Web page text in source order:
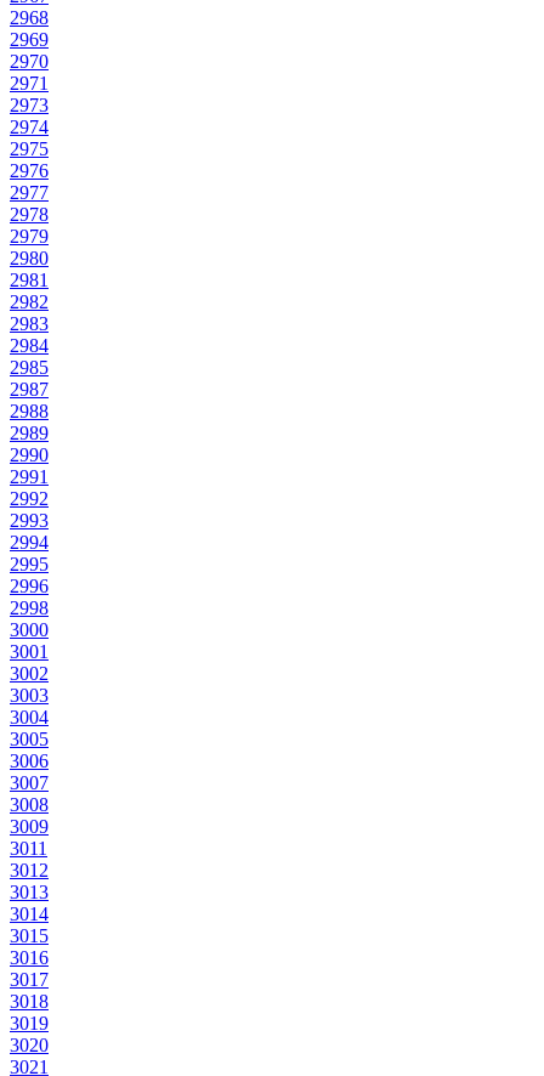
2968
2969
2970
2971
2973
2974
2975
2976
2977
2978
2979
2980
2981
2982
2983
2984
2985
2987
2988
2989
2990
2991
2992
2993
2994
2995
2996
2998
3000
3001
3002
3003
3004
3005
3006
3007
3008
3009
3011
3012
3013
3014
3015
3016
3017
3018
3019
3020
3021